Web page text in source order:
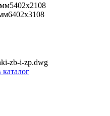
5402х2108
6402х3108
zb-i-zp.dwg